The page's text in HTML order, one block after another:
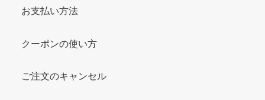
お支払い方法
クーポンの使い方
ご注文のキャンセル